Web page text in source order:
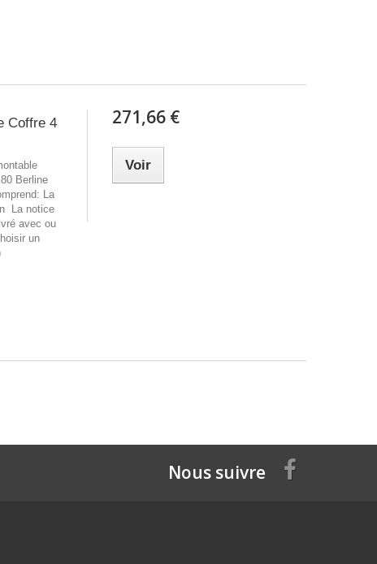
Coffre 4
Berline
La
La notice
avec ou
un
271,66 €
Voir
Nous suivre